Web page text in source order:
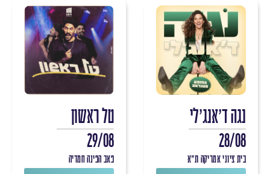
נגה ד'אנג'לי
28/08
בית ציוני אמריקה ת"א
טל ראשון
29/08
פאב הפינה חמדיה